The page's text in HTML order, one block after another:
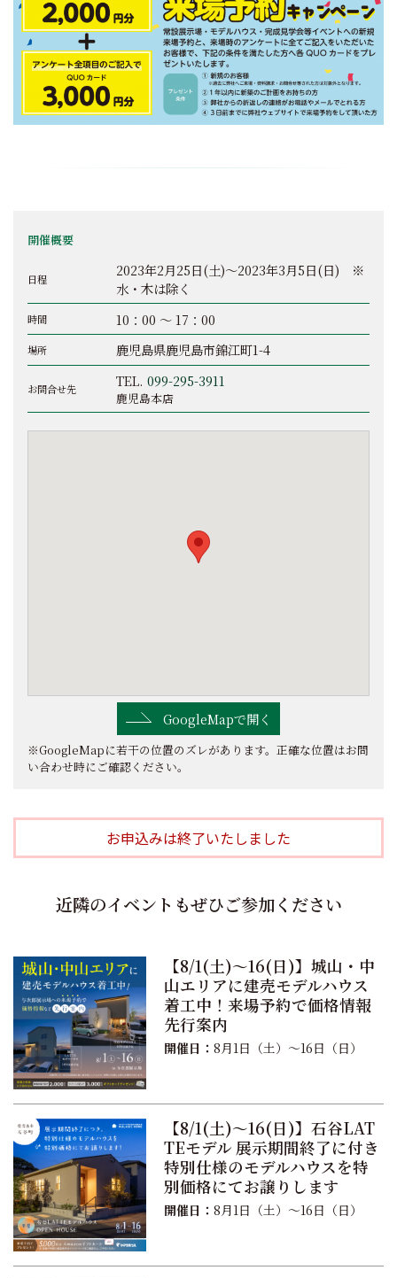
開催概要
日程
2023年2月25日(土)～2023年3月5日(日) ※
水・木は除く
時間 10：00 ～ 17：00
場所 鹿児島県鹿児島市錦江町1-4
お問合せ先 TEL. 099-295-3911
鹿児島本店
GoogleMapで開く
※GoogleMapに若干の位置のズレがあります。正確な位置はお問
い合わせ時にご確認ください。
お申込みは終了いたしました
近隣のイベントもぜひご参加ください
【8/1(土)〜16(日)】城山・中
山エリアに建売モデルハウス
着工中！来場予約で価格情報
先行案内
開催日： 8月1日（土）〜16日（日）
【8/1(土)〜16(日)】石谷LAT
TEモデル 展示期間終了に付き
特別仕様のモデルハウスを特
別価格にてお譲りします
開催日： 8月1日（土）〜16日（日）